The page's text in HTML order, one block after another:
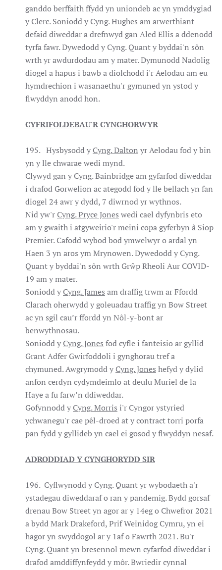
ganddo berffaith ffydd yn uniondeb ac yn ymddygiad
y Clerc. Soniodd y Cyng. Hughes am arwerthiant
defaid diweddar a drefnwyd gan Aled Ellis a ddenodd
tyrfa fawr. Dywedodd y Cyng. Quant y byddai'n sôn
wrth yr awdurdodau am y mater. Dymunodd Nadolig
diogel a hapus i bawb a diolchodd i'r Aelodau am eu
hymdrechion i wasanaethu'r gymuned yn ystod y
flwyddyn anodd hon.
CYFRIFOLDEBAU'R CYNGHORWYR
195. Hysbysodd y Cyng. Dalton yr Aelodau fod y bin
yn y lle chwarae wedi mynd.
Clywyd gan y Cyng. Bainbridge am gyfarfod diweddar
i drafod Gorwelion ac ategodd fod y lle bellach yn fan
diogel 24 awr y dydd, 7 diwrnod yr wythnos.
Nid yw'r Cyng. Pryce Jones wedi cael dyfynbris eto
am y gwaith i atgyweirio'r meini copa gyferbyn â Siop
Premier. Cafodd wybod bod ymwelwyr o ardal yn
Haen 3 yn aros ym Mrynowen. Dywedodd y Cyng.
Quant y byddai'n sôn wrth Grŵp Rheoli Aur COVID-
19 am y mater.
Soniodd y Cyng. James am draffig trwm ar Ffordd
Clarach oherwydd y goleuadau traffig yn Bow Street
ac yn sgil cau’r ffordd yn Nôl-y-bont ar
benwythnosau.
Soniodd y Cyng. Jones fod cyfle i fanteisio ar gyllid
Grant Adfer Gwirfoddoli i gynghorau tref a
chymuned. Awgrymodd y Cyng. Jones hefyd y dylid
anfon cerdyn cydymdeimlo at deulu Muriel de la
Haye a fu farw’n ddiweddar.
Gofynnodd y Cyng. Morris i'r Cyngor ystyried
ychwanegu'r cae pêl-droed at y contract torri porfa
pan fydd y gyllideb yn cael ei gosod y flwyddyn nesaf.
ADRODDIAD Y CYNGHORYDD SIR
196. Cyflwynodd y Cyng. Quant yr wybodaeth a'r
ystadegau diweddaraf o ran y pandemig. Bydd gorsaf
drenau Bow Street yn agor ar y 14eg o Chwefror 2021
a bydd Mark Drakeford, Prif Weinidog Cymru, yn ei
hagor yn swyddogol ar y 1af o Fawrth 2021. Bu'r
Cyng. Quant yn bresennol mewn cyfarfod diweddar i
drafod amddiffynfeydd y môr. Bwriedir cynnal